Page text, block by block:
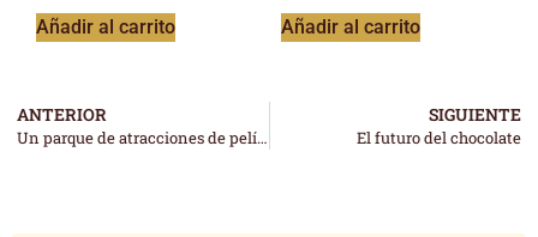
Añadir al carrito Añadir al carrito
ANTERIOR
Un parque de atracciones de película
SIGUIENTE
El futuro del chocolate